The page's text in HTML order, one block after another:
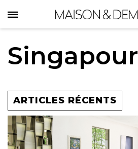
to
main
content
Singapour
ARTICLES RÉCENTS